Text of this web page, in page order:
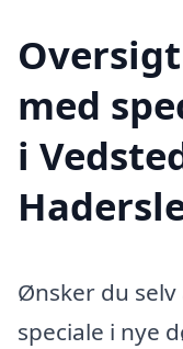
med
i
Ønsker du
speciale i nye